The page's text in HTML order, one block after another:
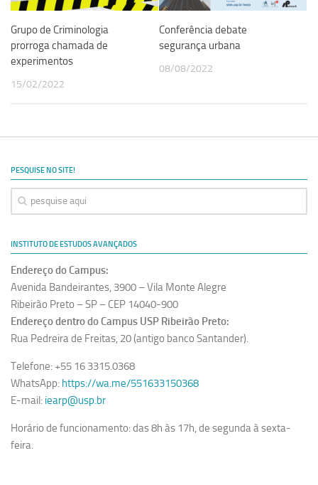
Grupo de Criminologia
prorroga chamada de
experimentos
15/02/2022
Conferência debate
segurança urbana
08/08/2022
PESQUISE NO SITE!
INSTITUTO DE ESTUDOS AVANÇADOS
Endereço do Campus:
Avenida Bandeirantes, 3900 – Vila Monte Alegre
Ribeirão Preto – SP – CEP 14040-900
Endereço dentro do Campus USP Ribeirão Preto:
Rua Pedreira de Freitas, 20 (antigo banco Santander).
Telefone: +55 16 3315.0368
WhatsApp: https://wa.me/551633150368
E-mail: iearp@usp.br
Horário de funcionamento: das 8h às 17h, de segunda à sexta-
feira.